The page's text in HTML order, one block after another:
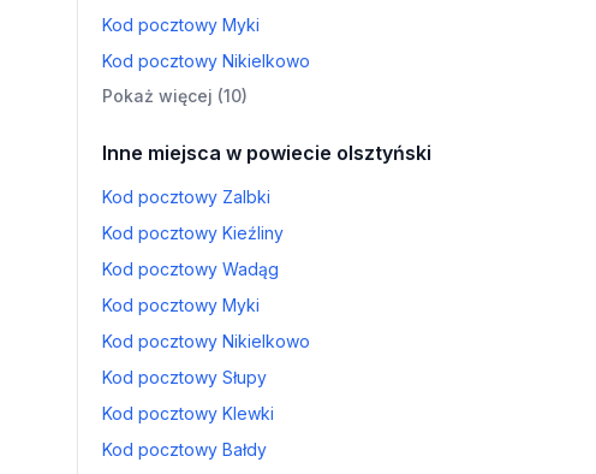
Kod pocztowy Myki
Kod pocztowy Nikielkowo
Pokaż więcej (10)
Inne miejsca w powiecie olsztyński
Kod pocztowy Zalbki
Kod pocztowy Kieźliny
Kod pocztowy Wadąg
Kod pocztowy Myki
Kod pocztowy Nikielkowo
Kod pocztowy Słupy
Kod pocztowy Klewki
Kod pocztowy Bałdy